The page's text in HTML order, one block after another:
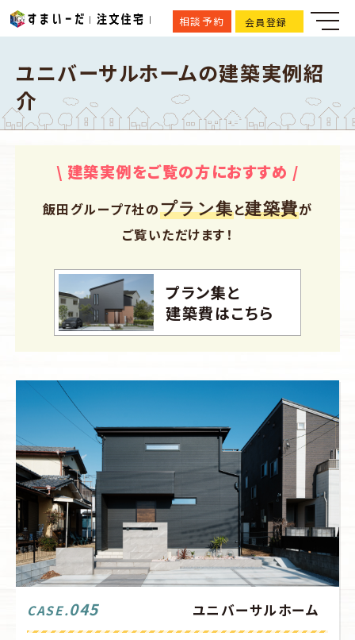
相談予約 会員登録
ユニバーサルホームの建築実例紹
介
\ 建築実例をご覧の方におすすめ /
飯田グループ7社のプラン集と建築費が
ご覧いただけます！
プラン集と
建築費はこちら
CASE.045 ユニバーサルホーム